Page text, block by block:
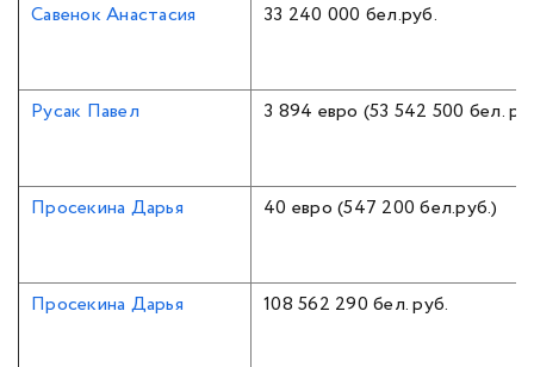
Савенок Анастасия 33 240 000 бел.руб.
Русак Павел 3 894 евро (53 542 500 бел.
Просекина Дарья 40 евро (547 200 бел.руб.)
Просекина Дарья 108 562 290 бел. руб.